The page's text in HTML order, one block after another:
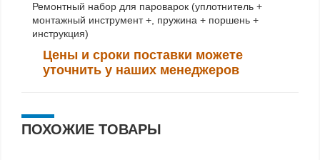
Ремонтный набор для пароварок (уплотнитель +
монтажный инструмент +, пружина + поршень +
инструкция)
Цены и сроки поставки можете
уточнить у наших менеджеров
ПОХОЖИЕ ТОВАРЫ